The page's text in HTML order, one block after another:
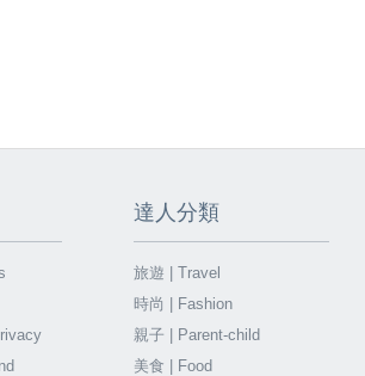
達人分類
旅遊 | Travel
時尚 | Fashion
親子 | Parent-child
美食 | Food